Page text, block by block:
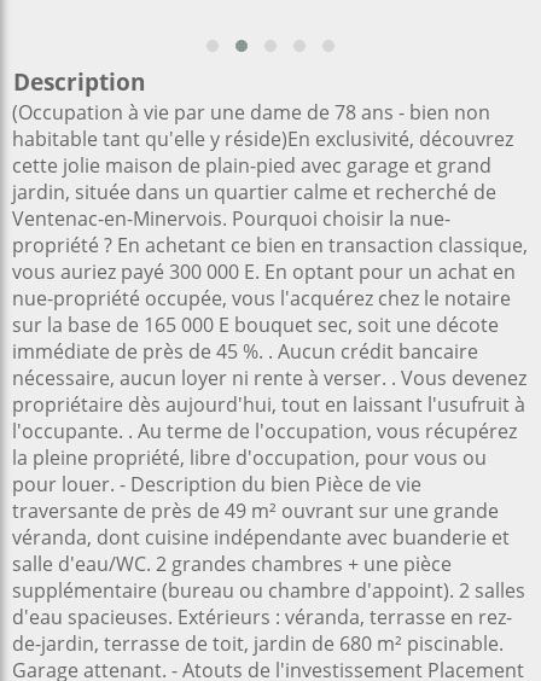
Description
(Occupation à vie par une dame de 78 ans - bien non
habitable tant qu'elle y réside)En exclusivité, découvrez
cette jolie maison de plain-pied avec garage et grand
jardin, située dans un quartier calme et recherché de
Ventenac-en-Minervois. Pourquoi choisir la nue-
propriété ? En achetant ce bien en transaction classique,
vous auriez payé 300 000 E. En optant pour un achat en
nue-propriété occupée, vous l'acquérez chez le notaire
sur la base de 165 000 E bouquet sec, soit une décote
immédiate de près de 45 %. . Aucun crédit bancaire
nécessaire, aucun loyer ni rente à verser. . Vous devenez
propriétaire dès aujourd'hui, tout en laissant l'usufruit à
l'occupante. . Au terme de l'occupation, vous récupérez
la pleine propriété, libre d'occupation, pour vous ou
pour louer. - Description du bien Pièce de vie
traversante de près de 49 m² ouvrant sur une grande
véranda, dont cuisine indépendante avec buanderie et
salle d'eau/WC. 2 grandes chambres + une pièce
supplémentaire (bureau ou chambre d'appoint). 2 salles
d'eau spacieuses. Extérieurs : véranda, terrasse en rez-
de-jardin, terrasse de toit, jardin de 680 m² piscinable.
Garage attenant. - Atouts de l'investissement Placement